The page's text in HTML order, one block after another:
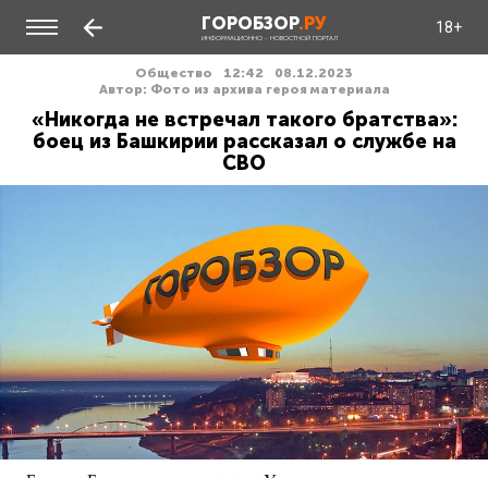
ГОРОБЗОР.РУ
ИНФОРМАЦИОННО - НОВОСТНОЙ ПОРТАЛ
18+
Общество 12:42
08.12.2023
Автор: Фото из архива героя материала
«Никогда не встречал такого братства»:
боец из Башкирии рассказал о службе на
СВО